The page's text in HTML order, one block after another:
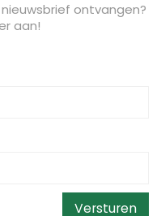
ontvangen?
aan!